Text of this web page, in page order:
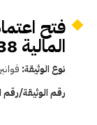
فتح
المالية 1938/ 1939
نوع الوثيقة:
رقم الوثيقة/